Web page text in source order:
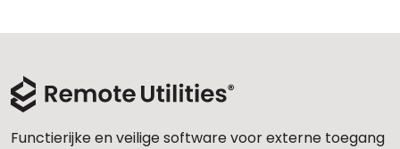
Functierijke en veilige software voor externe toegang